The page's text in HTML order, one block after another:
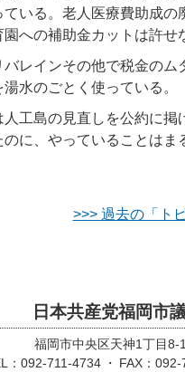
ている。老人医療費助成の
園への補助金カットは許せ
レインその他で税金のム
水のごとく使っている。
工島の見直しを公約に掲
のに、やっていることはま
>>> 過去の「ト
日本共産党福岡市
福岡市中央区天神1丁目8-1
：092-711-4734
FAX：